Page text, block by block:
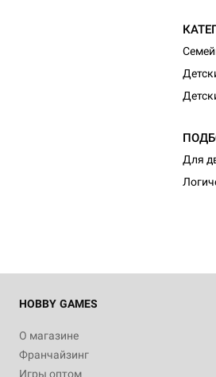
Для
HOBBY GAMES
О магазине
Франчайзинг
Игры оптом
Настольная игра Hobby World
Белая смерть
12 990
Настольная игра Hobby World Ужас